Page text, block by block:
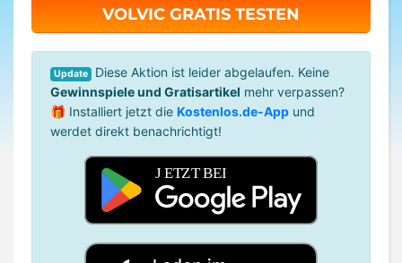
VOLVIC GRATIS TESTEN
Update
Diese Aktion ist leider abgelaufen. Keine
Gewinnspiele und Gratisartikel mehr verpassen?
🎁 Installiert jetzt die Kostenlos.de-App und
werdet direkt benachrichtigt!